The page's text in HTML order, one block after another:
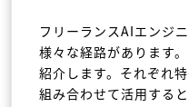
フリーランスAIエンジ
様々な経路があります
紹介します。それぞれ
組み合わせて活用すると